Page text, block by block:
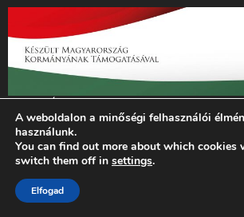
„Az Új Ember katolikus hetilap 2014.
támogatását az EGYH-KCP-14-P-
szerződés keretében 3 000 000 Ft
Emberi Erőforrások
© 2026 Magyar Kurír - Új Ember
A weboldalon a minőségi felhasználói
használunk.
You can find out more about which cookies
switch them off in settings.
Elfogad